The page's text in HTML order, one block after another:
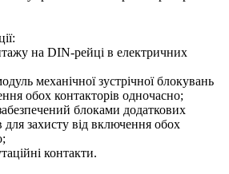
на DIN-рейці в електричних
механічної зустрічної блокувань
обох контакторів одночасно;
блоками додаткових
для захисту від включення обох
контакти.